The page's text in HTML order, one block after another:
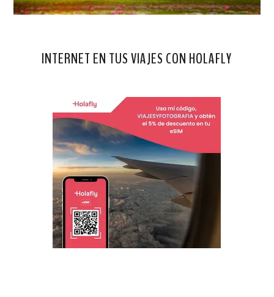
INTERNET EN TUS VIAJES CON HOLAFLY